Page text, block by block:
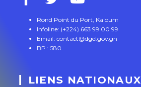
Rond Point du Port, Kaloum
Infoline: (+224) 663 99 00 99
Email: contact@dgd.gov.gn
BP : 580
LIENS NATIONAUX